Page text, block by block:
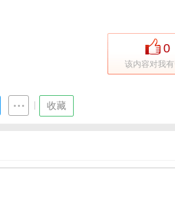
0
该内容对我
收藏